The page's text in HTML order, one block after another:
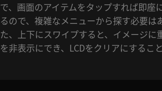
で、画面のアイテムをタップすれば即座
るので、複雑なメニューから探す必要は
た、上下にスワイプすると、イメージに
を非表示にでき、LCDをクリアにするこ